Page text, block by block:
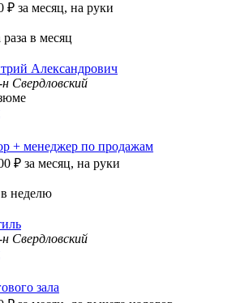
₽ за месяц, на руки
в месяц
Александрович
Свердловский
+ менеджер по продажам
₽ за месяц, на руки
неделю
Свердловский
зала